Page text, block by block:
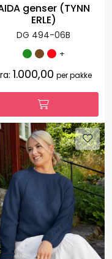
genser (TYNN
ERLE)
DG 494-06B
+
1.000,00 per pakke